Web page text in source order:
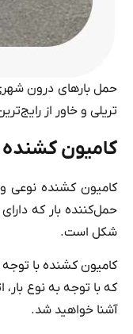
حمل بارهای درون
تریلی و خاور از
کامیون
کامیون کشنده نوعی
حمل‌کننده بار که
شکل است.
کامیون کشنده با
آشنا خواهید شد.